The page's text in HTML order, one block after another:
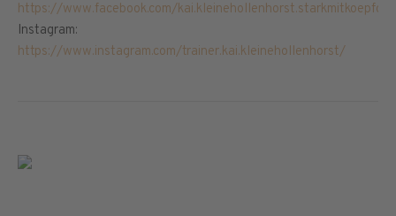
https://www.facebook.com/
Instagram:
https://www.instagram.com/trainer.kai.kleinehollenhorst/